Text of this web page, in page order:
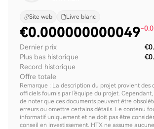
Site web Livre blanc
€0.000000000049-
Dernier prix
Plus bas historique
Record historique
Offre totale
Remarque : La description du projet provient des
officiels fournis par l'équipe du projet.
de noter que ces documents peuvent être
erreurs ou omettre certains détails. Le contenu
informatif uniquement et ne doit pas être
conseil en investissement. HTX ne assume